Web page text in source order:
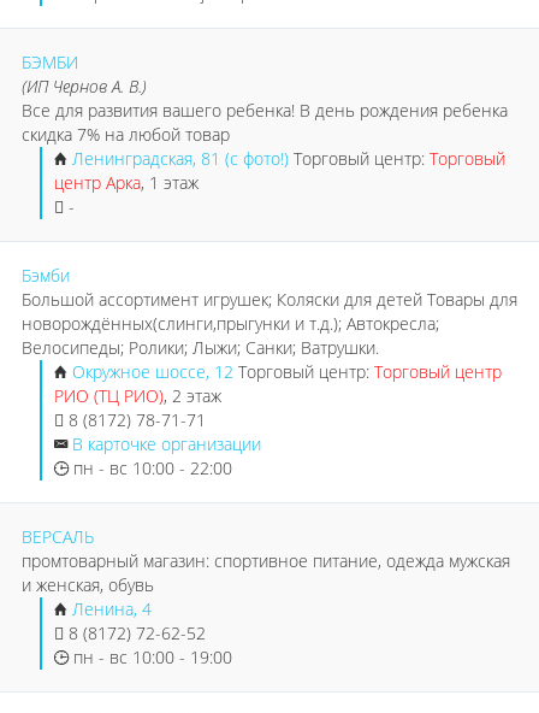
БЭМБИ
(ИП Чернов А. В.)
Все для развития вашего ребенка! В день рождения ребенка
скидка 7% на любой товар
Ленинградская, 81 (с фото!) Торговый центр: Торговый
центр Арка, 1 этаж
-
Бэмби
Большой ассортимент игрушек; Коляски для детей Товары для
новорождённых(слинги,прыгунки и т.д.); Автокресла;
Велосипеды; Ролики; Лыжи; Санки; Ватрушки.
Окружное шоссе, 12 Торговый центр: Торговый центр
РИО (ТЦ РИО), 2 этаж
8 (8172) 78-71-71
В карточке организации
пн - вс 10:00 - 22:00
ВЕРСАЛЬ
промтоварный магазин: спортивное питание, одежда мужская
и женская, обувь
Ленина, 4
8 (8172) 72-62-52
пн - вс 10:00 - 19:00